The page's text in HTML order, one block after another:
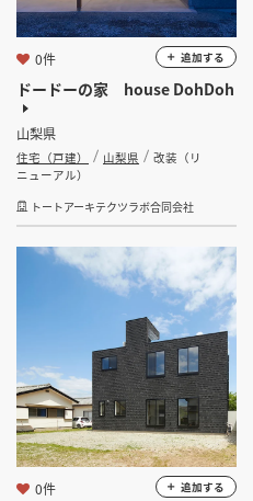
ドードーの家 house DohDoh
山梨県
住宅（戸建） 山梨県
改装（リ
ニューアル）
トートアーキテクツラボ合同会社
0件 追加する
0件 追加する